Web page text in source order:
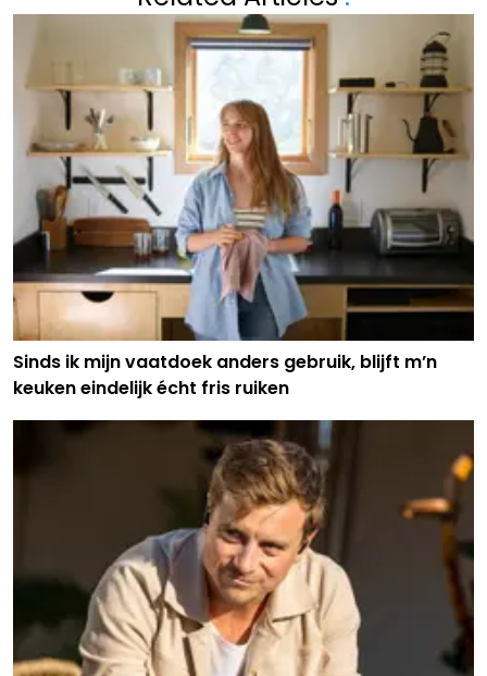
Sinds ik mijn vaatdoek anders gebruik, blijft m’n
keuken eindelijk écht fris ruiken